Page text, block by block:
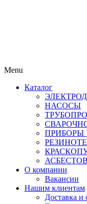
Menu
Каталог
НАСОСЫ
ПРИБОРЫ
О компании
Вакансии
Нашим клиентам
Доставка и